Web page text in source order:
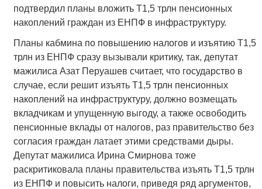
подтвердил планы вложить Т1,5 трлн пенсионных
накоплений граждан из ЕНПФ в инфраструктуру.
Планы кабмина по повышению налогов и изъятию Т1,5
трлн из ЕНПФ сразу вызывали критику, так, депутат
мажилиса Азат Перуашев считает, что государство в
случае, если решит изъять Т1,5 трлн пенсионных
накоплений на инфраструктуру, должно возмещать
вкладчикам и упущенную выгоду, а также освободить
пенсионные вклады от налогов, раз правительство без
согласия граждан латает этими средствами дыры.
Депутат мажилиса Ирина Смирнова тоже
раскритиковала планы правительства изъять Т1,5 трлн
из ЕНПФ и повысить налоги, приведя ряд аргументов,